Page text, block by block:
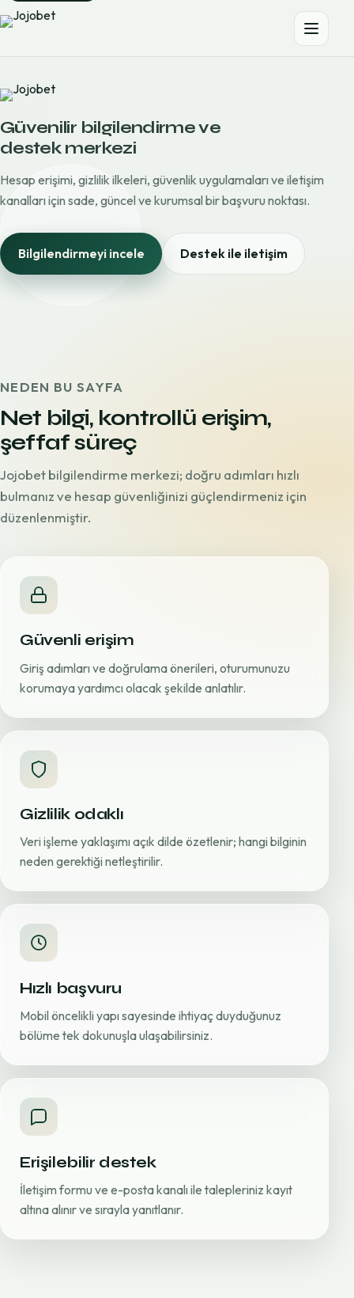
Güvenilir bilgilendirme ve
destek merkezi
Hesap erişimi, gizlilik ilkeleri, güvenlik uygulamaları ve iletişim
kanalları için sade, güncel ve kurumsal bir başvuru noktası.
Bilgilendirmeyi incele Destek ile iletişim
NEDEN BU SAYFA
Net bilgi, kontrollü erişim,
şeffaf süreç
Jojobet bilgilendirme merkezi; doğru adımları hızlı
bulmanız ve hesap güvenliğinizi güçlendirmeniz için
düzenlenmiştir.
Güvenli erişim
Giriş adımları ve doğrulama önerileri, oturumunuzu
korumaya yardımcı olacak şekilde anlatılır.
Gizlilik odaklı
Veri işleme yaklaşımı açık dilde özetlenir; hangi bilginin
neden gerektiği netleştirilir.
Hızlı başvuru
Mobil öncelikli yapı sayesinde ihtiyaç duyduğunuz
bölüme tek dokunuşla ulaşabilirsiniz.
Erişilebilir destek
İletişim formu ve e-posta kanalı ile talepleriniz kayıt
altına alınır ve sırayla yanıtlanır.